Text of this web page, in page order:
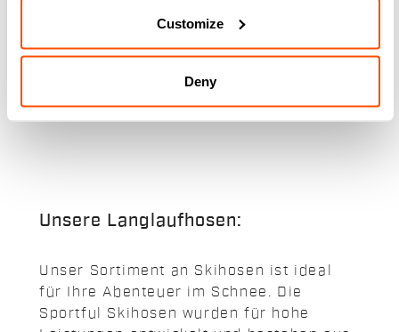
Customize
Deny
wie bei der Erwachsenenversion,
angepasst an die Anatomie eines
Unsere Langlaufhosen:
Unser Sortiment an Skihosen ist ideal
für Ihre Abenteuer im Schnee. Die
Sportful Skihosen wurden für hohe